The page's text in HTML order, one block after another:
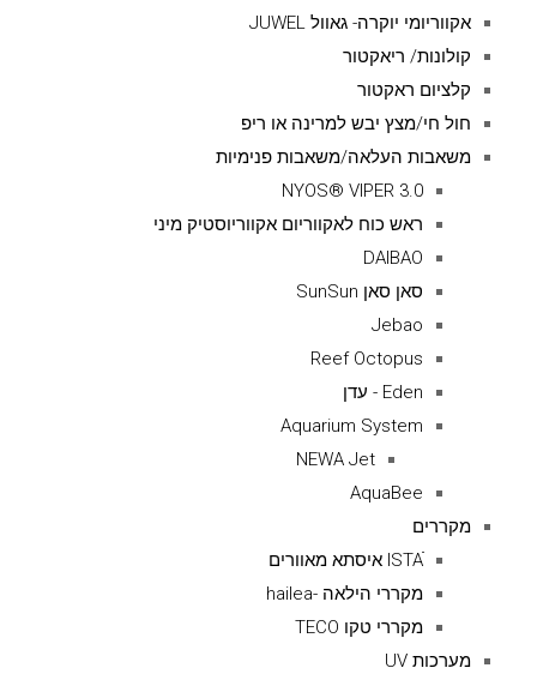
אקווריומי יוקרה- גאוול JUWEL
קולונות/ ריאקטור
קלציום ראקטור
חול חי/מצץ יבש למרינה או ריפ
משאבות העלאה/משאבות פנימיות
NYOS® VIPER 3.0
ראש כוח לאקווריום אקווריוסטיק מיני
DAIBAO
סאן סאן SunSun
Jebao
Reef Octopus
Eden - עדן
Aquarium System
NEWA Jet
AquaBee
מקררים
ISTAׁׂ איסתא מאוורים
מקררי הילאה -hailea
מקררי טקו TECO
מערכות UV